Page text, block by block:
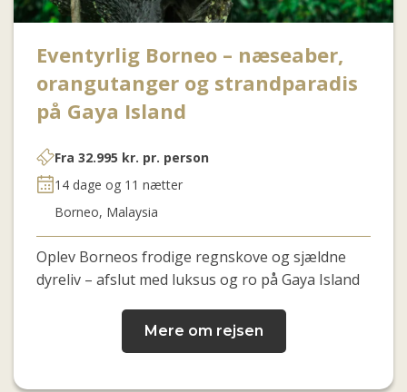
Eventyrlig Borneo – næseaber,
orangutanger og strandparadis
på Gaya Island
Fra 32.995 kr. pr. person
14 dage og 11 nætter
Borneo, Malaysia
Oplev Borneos frodige regnskove og sjældne
dyreliv – afslut med luksus og ro på Gaya Island
Mere om rejsen